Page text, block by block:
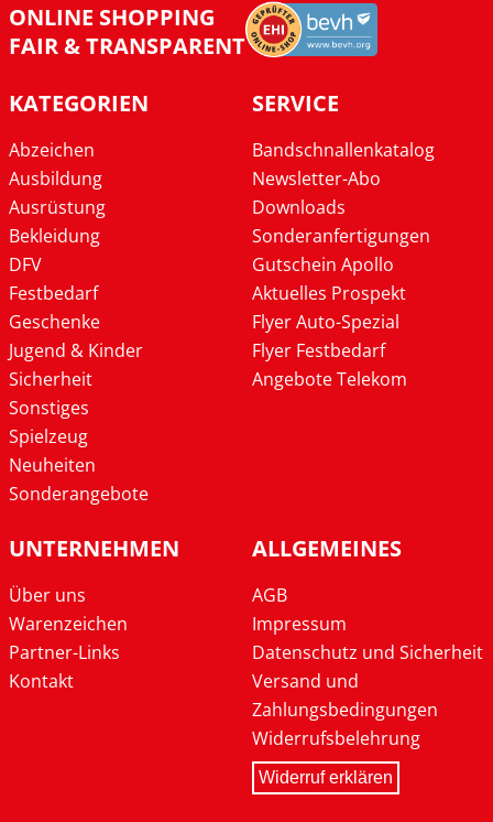
ONLINE SHOPPING
FAIR & TRANSPARENT
KATEGORIEN
Abzeichen
Ausbildung
Ausrüstung
Bekleidung
DFV
Festbedarf
Geschenke
Jugend & Kinder
Sicherheit
Sonstiges
Spielzeug
Neuheiten
Sonderangebote
SERVICE
Bandschnallenkatalog
Newsletter-Abo
Downloads
Sonderanfertigungen
Gutschein Apollo
Aktuelles Prospekt
Flyer Auto-Spezial
Flyer Festbedarf
Angebote Telekom
UNTERNEHMEN
Über uns
Warenzeichen
Partner-Links
Kontakt
ALLGEMEINES
AGB
Impressum
Datenschutz und Sicherheit
Versand und
Zahlungsbedingungen
Widerrufsbelehrung
Widerruf erklären